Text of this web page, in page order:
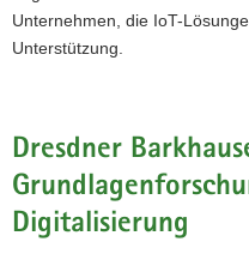
Unternehmen, die IoT-
Unterstützung.
Dresdner
Digitalisierung